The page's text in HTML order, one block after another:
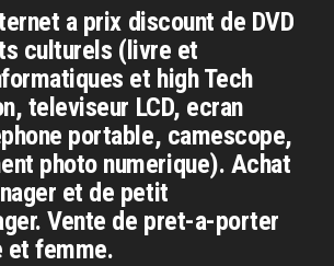
a prix discount de DVD
culturels (livre et
et high Tech
televiseur LCD, ecran
portable, camescope,
photo numerique). Achat
et de petit
Vente de pret-a-porter
et femme.